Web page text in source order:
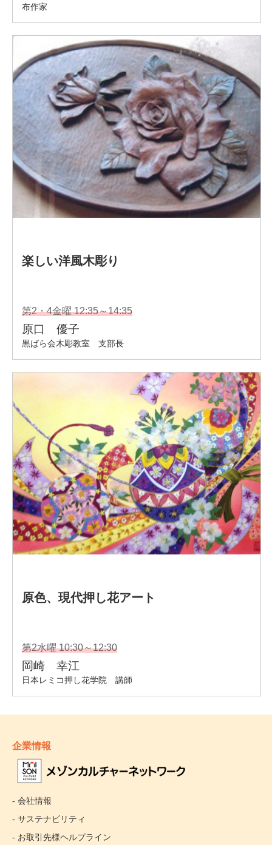
企業情報
- 会社情報
- サステナビリティ
- お取引先様ヘルプライン